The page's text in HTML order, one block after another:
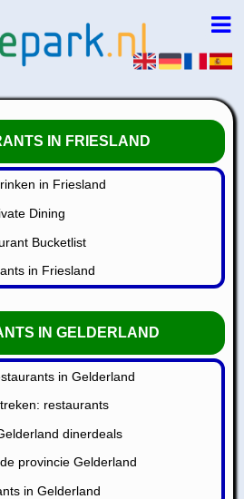
IN FRIESLAND
in Friesland
Dining
Bucketlist
in Friesland
IN GELDERLAND
in Gelderland
restaurants
dinerdeals
provincie Gelderland
in Gelderland